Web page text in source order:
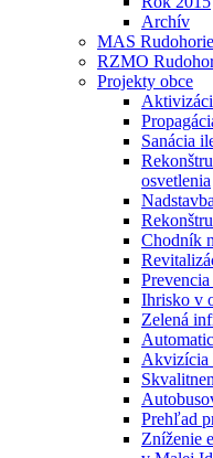
Archív
MAS Rudohorie
RZMO
Projekty obce
Sanácia
osvetlenia
Chodník
Ihrisko v
Zelená
Akvizícia
Prehľad
Zníženie